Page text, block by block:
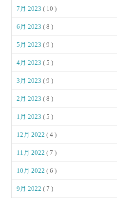
7月 2023( 10 )
6月 2023( 8 )
5月 2023( 9 )
4月 2023( 5 )
3月 2023( 9 )
2月 2023( 8 )
1月 2023( 5 )
12月 2022( 4 )
11月 2022( 7 )
10月 2022( 6 )
9月 2022( 7 )